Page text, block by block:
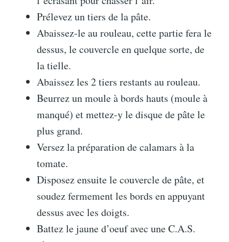
Prélevez un tiers de la pâte.
Abaissez-le au rouleau, cette partie fera le
dessus, le couvercle en quelque sorte, de
la tielle.
Abaissez les 2 tiers restants au rouleau.
Beurrez un moule à bords hauts (moule à
manqué) et mettez-y le disque de pâte le
plus grand.
Versez la préparation de calamars à la
tomate.
Disposez ensuite le couvercle de pâte, et
soudez fermement les bords en appuyant
dessus avec les doigts.
Battez le jaune d’oeuf avec une C.A.S.